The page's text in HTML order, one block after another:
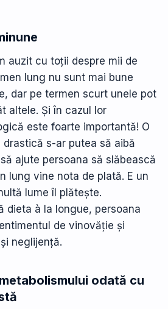
auzit cu toții despre mii de
lung nu sunt mai bune
dar pe termen scurt unele pot
altele. Și în cazul lor
este foarte importantă! O
s-ar putea să aibă
ajute persoana să slăbească
lung vine nota de plată. E un
lume îl plătește.
dieta à la longue, persoana
de vinovăție și
neglijență.
odată cu